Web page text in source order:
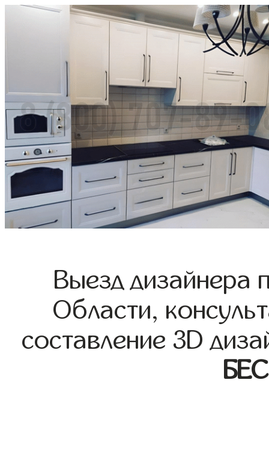
Выезд дизайнера
Области,
составление 3D